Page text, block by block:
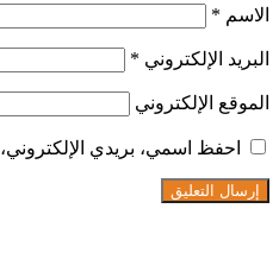
الاسم *
البريد الإلكتروني *
الموقع الإلكتروني
احفظ اسمي، بريدي